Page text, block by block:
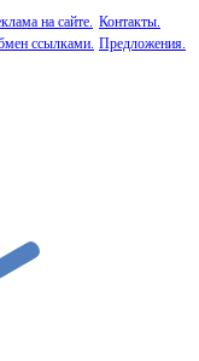
на сайте.
ссылками.
Контакты.
Предложения.